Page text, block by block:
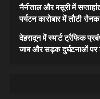
नैनीताल और मसूरी में
पर्यटन कारोबार में लौटी रौनक
देहरादून में स्मार्ट ट्रैफिक
जाम और सड़क दुर्घटनाओं पर